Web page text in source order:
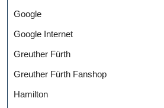
Google
Google Internet
Greuther Fürth
Greuther Fürth Fanshop
Hamilton